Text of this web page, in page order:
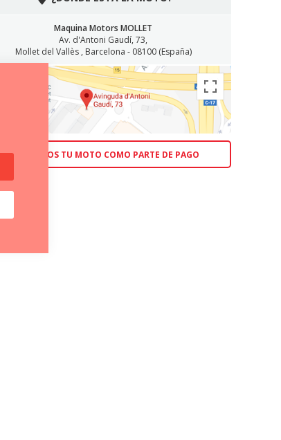
Maquina Motors MOLLET
Av. d'Antoni Gaudí, 73,
Mollet del Vallès , Barcelona - 08100 (España)
ACEPTAMOS TU MOTO COMO PARTE DE PAGO